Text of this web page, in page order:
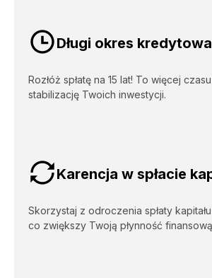
Długi okres
Rozłóż spłatę na 15 lat! To więcej
stabilizację Twoich inwestycji.
Karencja w spłacie
Skorzystaj z odroczenia spłaty kapitału
co zwiększy Twoją płynność